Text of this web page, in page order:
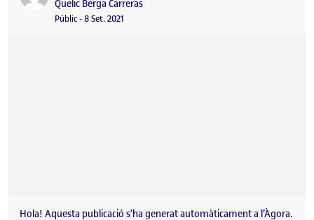
Publicat per
Quelic Berga Carreras
Visibilitat:
Públic-Data de publicació
8 Set. 2021
Hola! Aquesta publicació s’ha generat automàticament a l’Àgora.